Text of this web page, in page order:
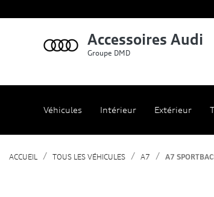
Accessoires Audi
Groupe DMD
Véhicules Intérieur Extérieur
ACCUEIL TOUS LES VÉHICULES A7 A7